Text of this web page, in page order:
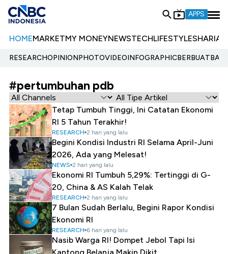
APPS
HOMEMARKETMY MONEYNEWSTECHLIFESTYLESHARIA
RESEARCHOPINIONPHOTOVIDEOINFOGRAPHIC
#pertumbuhan pdb
Tetap Tumbuh Tinggi, Ini Catatan Ekonomi
RI 5 Tahun Terakhir!
RESEARCH 2 hari yang lalu
Begini Kondisi Industri RI Selama April-Juni
2026, Ada yang Melesat!
NEWS 2 hari yang lalu
Ekonomi RI Tumbuh 5,29%: Tertinggi di G-
20, China & AS Kalah Telak
RESEARCH 2 hari yang lalu
7 Bulan Sudah Berlalu, Begini Rapor Kondisi
Ekonomi RI
RESEARCH 6 hari yang lalu
Nasib Warga RI! Dompet Jebol Tapi Isi